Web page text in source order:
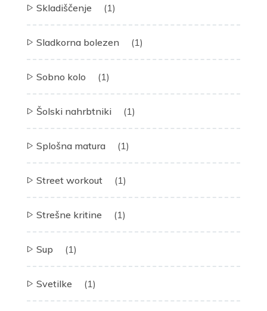
Skladiščenje (1)
Sladkorna bolezen (1)
Sobno kolo (1)
Šolski nahrbtniki (1)
Splošna matura (1)
Street workout (1)
Strešne kritine (1)
Sup (1)
Svetilke (1)